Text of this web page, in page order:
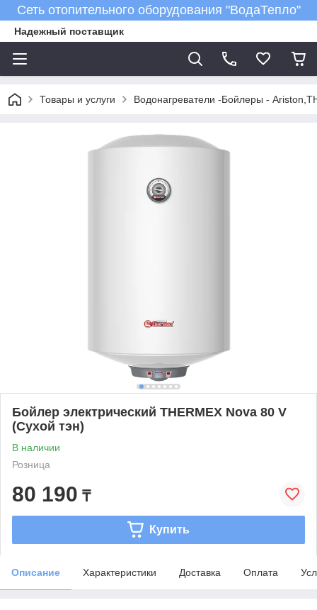
Сеть отопительного оборудования "ВодаТепло"
Надежный поставщик
Товары и услуги Водонагреватели -Бойлеры -
Бойлер электрический THERMEX Nova 80 V
(Сухой тэн)
В наличии
Розница
80 190 ₸
Купить
Описание Характеристики Доставка Оплата